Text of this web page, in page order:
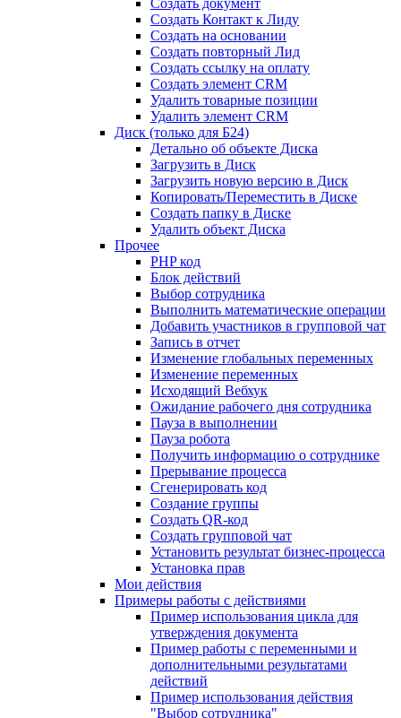
Создать документ
Создать Контакт к Лиду
Создать на основании
Создать повторный Лид
Создать ссылку на оплату
Создать элемент CRM
Удалить товарные позиции
Удалить элемент CRM
Диск (только для Б24)
Детально об объекте Диска
Загрузить в Диск
Загрузить новую версию в Диск
Копировать/Переместить в Диске
Создать папку в Диске
Удалить объект Диска
Прочее
PHP код
Блок действий
Выбор сотрудника
Выполнить математические операции
Добавить участников в групповой чат
Запись в отчет
Изменение глобальных переменных
Изменение переменных
Исходящий Вебхук
Ожидание рабочего дня сотрудника
Пауза в выполнении
Пауза робота
Получить информацию о сотруднике
Прерывание процесса
Сгенерировать код
Создание группы
Создать QR-код
Создать групповой чат
Установить результат бизнес-процесса
Установка прав
Мои действия
Примеры работы с действиями
Пример использования цикла для
утверждения документа
Пример работы с переменными и
дополнительными результатами
действий
Пример использования действия
"Выбор сотрудника"